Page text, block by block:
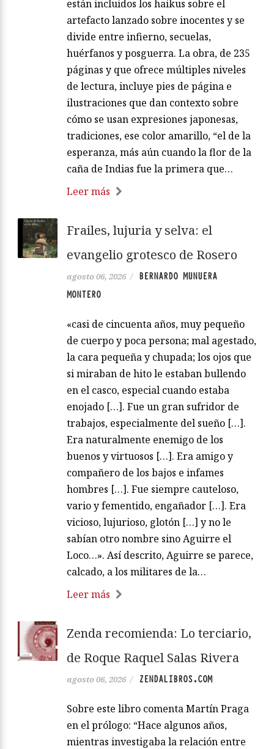
están incluidos los haikus sobre el
artefacto lanzado sobre inocentes y se
divide entre infierno, secuelas,
huérfanos y posguerra. La obra, de 235
páginas y que ofrece múltiples niveles
de lectura, incluye pies de página e
ilustraciones que dan contexto sobre
cómo se usan expresiones japonesas,
tradiciones, ese color amarillo, “el de la
esperanza, más aún cuando la flor de la
caña de Indias fue la primera que…
Leer más
Frailes, lujuria y selva: el
evangelio grotesco de Rosero
agosto 06, 2026 /
BERNARDO MUNUERA
MONTERO
«casi de cincuenta años, muy pequeño
de cuerpo y poca persona; mal agestado,
la cara pequeña y chupada; los ojos que
si miraban de hito le estaban bullendo
en el casco, especial cuando estaba
enojado […]. Fue un gran sufridor de
trabajos, especialmente del sueño […].
Era naturalmente enemigo de los
buenos y virtuosos […]. Era amigo y
compañero de los bajos e infames
hombres […]. Fue siempre cauteloso,
vario y fementido, engañador […]. Era
vicioso, lujurioso, glotón […] y no le
sabían otro nombre sino Aguirre el
Loco…». Así descrito, Aguirre se parece,
calcado, a los militares de la…
Leer más
Zenda recomienda: Lo terciario,
de Roque Raquel Salas Rivera
agosto 06, 2026 / ZENDALIBROS.COM
Sobre este libro comenta Martín Praga
en el prólogo: “Hace algunos años,
mientras investigaba la relación entre